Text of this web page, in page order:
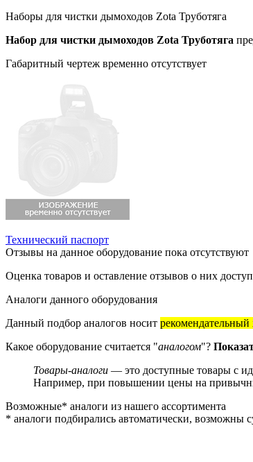
Наборы для чистки дымоходов Zota Труботяга
Набор для чистки дымоходов Zota Труботяга
Габаритный чертеж временно отсутствует
Технический паспорт
Отзывы на данное оборудование пока отсутствуют
Оценка товаров и оставление отзывов о них
Аналоги данного оборудования
Данный подбор аналогов носит рекомендательный
Какое оборудование считается "аналогом"?
Товары-аналоги — это доступные товары с
Например, при повышении цены на
Возможные* аналоги из нашего ассортимента
* аналоги подбирались автоматически, возможны